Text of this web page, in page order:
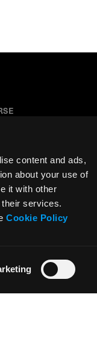
content and ads,
about your use of
it with other
their services.
Cookie Policy